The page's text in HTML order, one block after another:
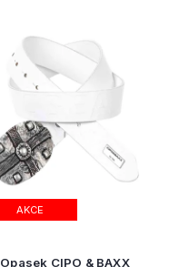
AKCE
Opasek CIPO & BAXX